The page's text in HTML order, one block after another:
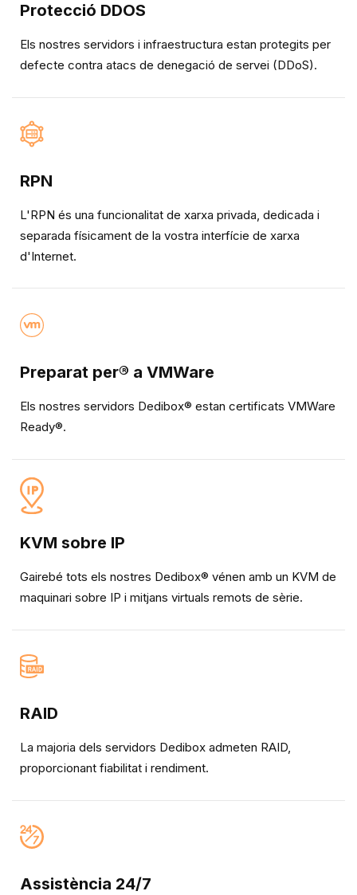
Protecció DDOS
Els nostres servidors i infraestructura estan protegits per
defecte contra atacs de denegació de servei (DDoS).
RPN
L'RPN és una funcionalitat de xarxa privada, dedicada i
separada físicament de la vostra interfície de xarxa
d'Internet.
Preparat per® a VMWare
Els nostres servidors Dedibox® estan certificats VMWare
Ready®.
KVM sobre IP
Gairebé tots els nostres Dedibox® vénen amb un KVM de
maquinari sobre IP i mitjans virtuals remots de sèrie.
RAID
La majoria dels servidors Dedibox admeten RAID,
proporcionant fiabilitat i rendiment.
Assistència 24/7